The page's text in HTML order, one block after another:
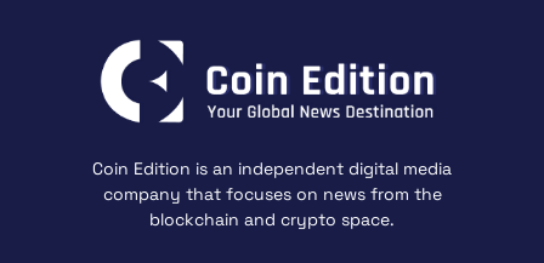
Coin Edition is an independent digital media
company that focuses on news from the
blockchain and crypto space.